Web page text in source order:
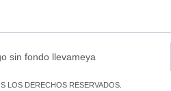
LOS DERECHOS RESERVADOS.